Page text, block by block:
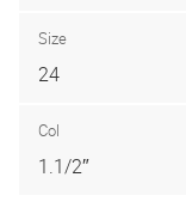
Size
24
Col
1.1/2″